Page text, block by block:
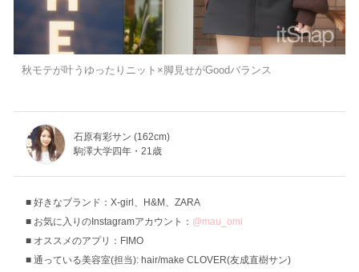
秋モテが叶うゆったりニット×脚見せがGoodバランス
石原有彩サン (162cm)
駒澤大学四年・21歳
好きなブランド：X-girl、H&M、ZARA
お気に入りのInstagramアカウント： @mau_omi
オススメのアプリ：FIMO
通っている美容室(担当): hair/make CLOVER(友成直樹サン)